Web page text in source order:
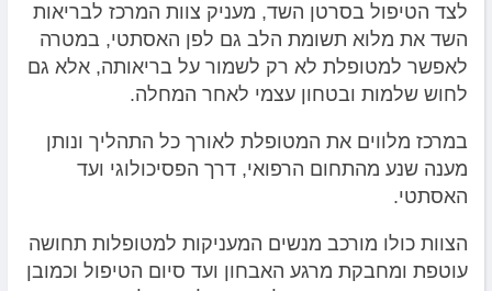
לצד הטיפול בסרטן השד, מעניק צוות המרכז לבריאות
השד את מלוא תשומת הלב גם לפן האסתטי, במטרה
לאפשר למטופלת לא רק לשמור על בריאותה, אלא גם
לחוש שלמות ובטחון עצמי לאחר המחלה.
במרכז מלווים את המטופלת לאורך כל התהליך ונותן
מענה שנע מהתחום הרפואי, דרך הפסיכולוגי ועד
האסתטי.
הצוות כולו מורכב מנשים המעניקות למטופלות תחושה
עוטפת ומחבקת מרגע האבחון ועד סיום הטיפול וכמובן